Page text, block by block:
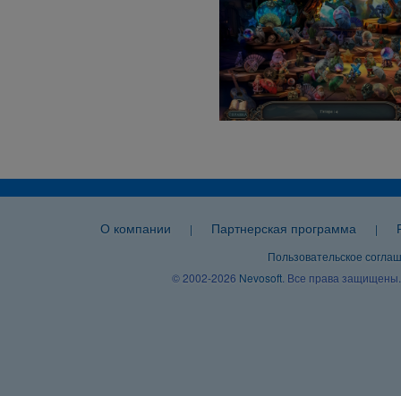
О компании | Партнерская программа |
Пользовательское
© 2002-2026 Nevosoft. Все права защищены